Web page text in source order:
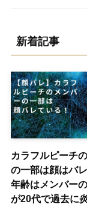
新着記事
カラフルピーチ
の一部は顔はバ
年齢はメンバー
が20代で過去に